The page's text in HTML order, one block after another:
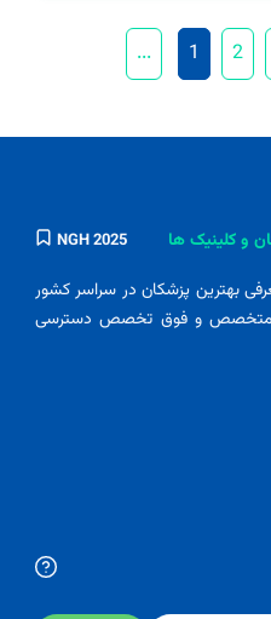
1 2
...
و کلینیک ها NGH 2025
بهترین پزشکان در سراسر کشور
متخصص و فوق تخصص دسترسی